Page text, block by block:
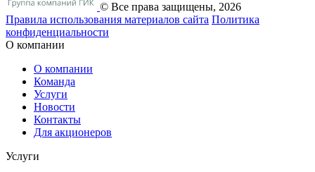
© Все права защищены, 2026
Правила использования материалов сайта Политика
конфиденциальности
О компании
О компании
Команда
Услуги
Новости
Контакты
Для акционеров
Услуги